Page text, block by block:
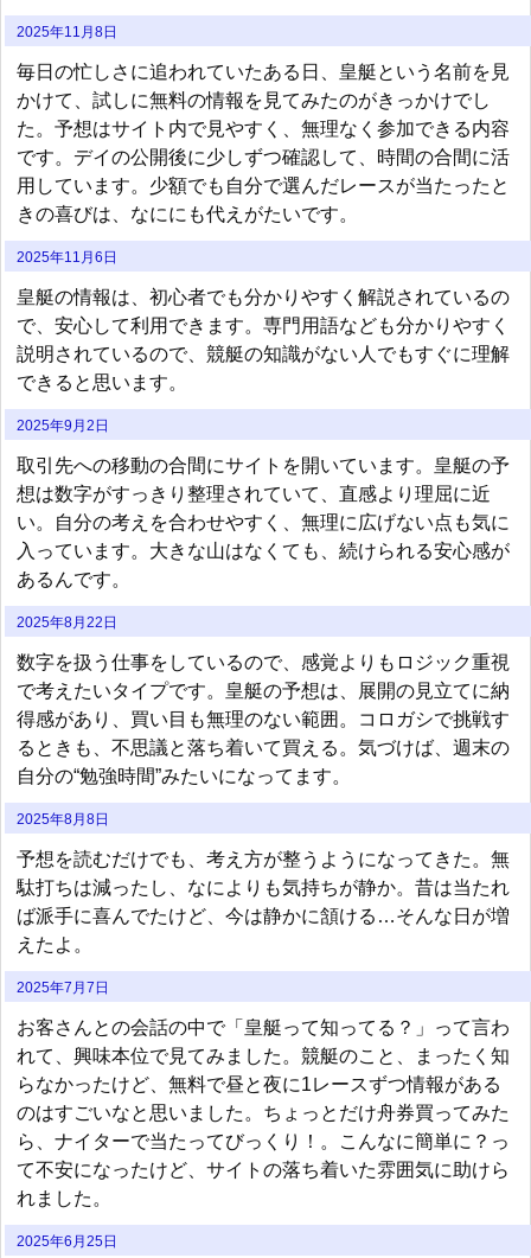
2025年11月8日
毎日の忙しさに追われていたある日、皇艇という名前を見
かけて、試しに無料の情報を見てみたのがきっかけでし
た。予想はサイト内で見やすく、無理なく参加できる内容
です。デイの公開後に少しずつ確認して、時間の合間に活
用しています。少額でも自分で選んだレースが当たったと
きの喜びは、なににも代えがたいです。
2025年11月6日
皇艇の情報は、初心者でも分かりやすく解説されているの
で、安心して利用できます。専門用語なども分かりやすく
説明されているので、競艇の知識がない人でもすぐに理解
できると思います。
2025年9月2日
取引先への移動の合間にサイトを開いています。皇艇の予
想は数字がすっきり整理されていて、直感より理屈に近
い。自分の考えを合わせやすく、無理に広げない点も気に
入っています。大きな山はなくても、続けられる安心感が
あるんです。
2025年8月22日
数字を扱う仕事をしているので、感覚よりもロジック重視
で考えたいタイプです。皇艇の予想は、展開の見立てに納
得感があり、買い目も無理のない範囲。コロガシで挑戦す
るときも、不思議と落ち着いて買える。気づけば、週末の
自分の“勉強時間”みたいになってます。
2025年8月8日
予想を読むだけでも、考え方が整うようになってきた。無
駄打ちは減ったし、なによりも気持ちが静か。昔は当たれ
ば派手に喜んでたけど、今は静かに頷ける…そんな日が増
えたよ。
2025年7月7日
お客さんとの会話の中で「皇艇って知ってる？」って言わ
れて、興味本位で見てみました。競艇のこと、まったく知
らなかったけど、無料で昼と夜に1レースずつ情報がある
のはすごいなと思いました。ちょっとだけ舟券買ってみた
ら、ナイターで当たってびっくり！。こんなに簡単に？っ
て不安になったけど、サイトの落ち着いた雰囲気に助けら
れました。
2025年6月25日